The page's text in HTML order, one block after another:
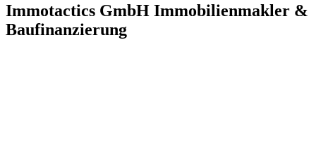
Immotactics GmbH Immobilienmakler &
Baufinanzierung